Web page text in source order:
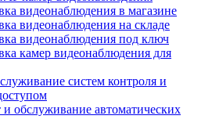
видеонаблюдения в магазине
видеонаблюдения на складе
видеонаблюдения под ключ
камер видеонаблюдения для
систем контроля и
и обслуживание автоматических